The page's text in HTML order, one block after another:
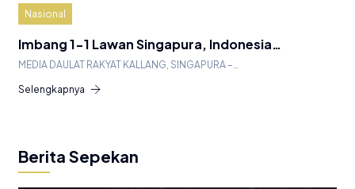
Nasional
Imbang 1-1 Lawan Singapura, Indonesia…
MEDIA DAULAT RAKYAT KALLANG, SINGAPURA –…
Selengkapnya
Berita Sepekan